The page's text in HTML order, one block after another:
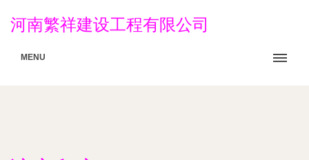
河南繁祥建设工程有限公司
MENU